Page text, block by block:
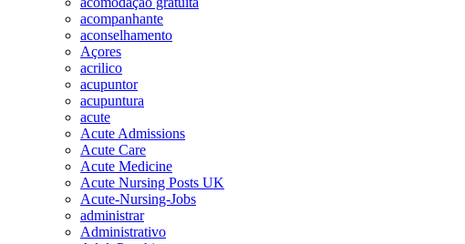
acompanhante
aconselhamento
Açores
acrilico
acupuntor
acupuntura
acute
Acute Admissions
Acute Care
Acute Medicine
Acute Nursing Posts UK
Acute-Nursing-Jobs
administrar
Administrativo